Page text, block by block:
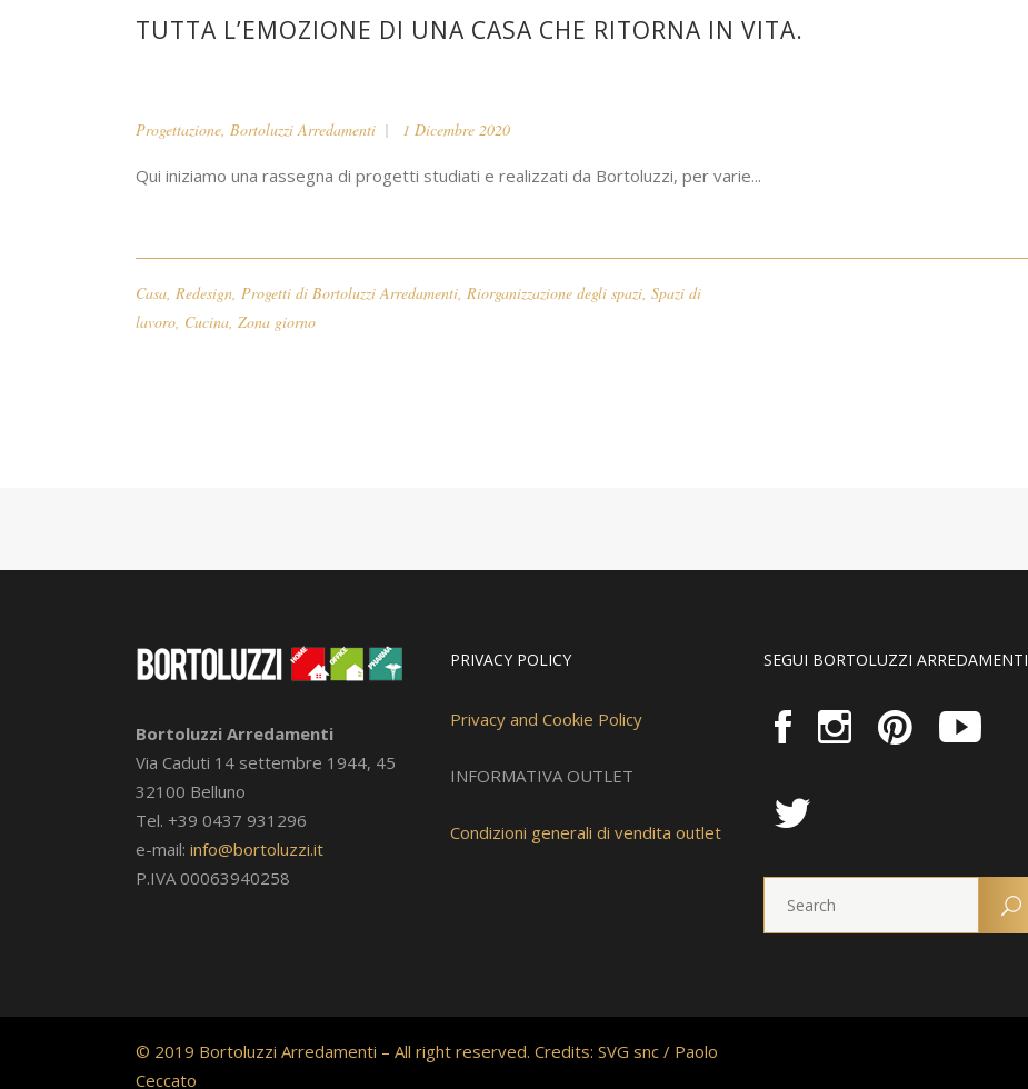
TUTTA L’EMOZIONE DI UNA CASA CHE RITORNA IN VITA.
Progettazione, Bortoluzzi Arredamenti 1 Dicembre 2020
Qui iniziamo una rassegna di progetti studiati e realizzati da Bortoluzzi, per varie...
Casa, Redesign, Progetti di Bortoluzzi Arredamenti, Riorganizzazione degli spazi, Spazi di
lavoro, Cucina, Zona giorno
Bortoluzzi Arredamenti
Via Caduti 14 settembre 1944, 45
32100 Belluno
Tel. +39 0437 931296
e-mail: info@bortoluzzi.it
P.IVA 00063940258
PRIVACY POLICY
Privacy and Cookie Policy
INFORMATIVA OUTLET
Condizioni generali di vendita outlet
SEGUI BORTOLUZZI ARREDAMENTI
© 2019 Bortoluzzi Arredamenti – All right reserved. Credits: SVG snc / Paolo
Ceccato